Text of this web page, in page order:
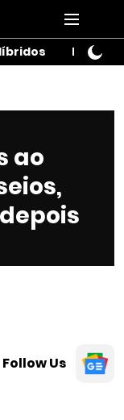
Motos
ao
Follow Us